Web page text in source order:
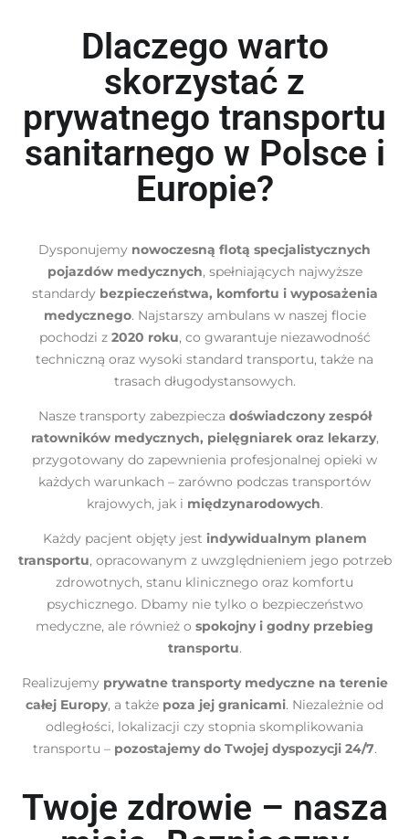
Dlaczego warto
skorzystać z
prywatnego transportu
sanitarnego w Polsce i
Europie?
Dysponujemy nowoczesną flotą specjalistycznych
pojazdów medycznych, spełniających najwyższe
standardy bezpieczeństwa, komfortu i wyposażenia
medycznego. Najstarszy ambulans w naszej flocie
pochodzi z 2020 roku, co gwarantuje niezawodność
techniczną oraz wysoki standard transportu, także na
trasach długodystansowych.
Nasze transporty zabezpiecza doświadczony zespół
ratowników medycznych, pielęgniarek oraz lekarzy,
przygotowany do zapewnienia profesjonalnej opieki w
każdych warunkach – zarówno podczas transportów
krajowych, jak i międzynarodowych.
Każdy pacjent objęty jest indywidualnym planem
transportu, opracowanym z uwzględnieniem jego potrzeb
zdrowotnych, stanu klinicznego oraz komfortu
psychicznego. Dbamy nie tylko o bezpieczeństwo
medyczne, ale również o spokojny i godny przebieg
transportu.
Realizujemy prywatne transporty medyczne na terenie
całej Europy, a także poza jej granicami. Niezależnie od
odległości, lokalizacji czy stopnia skomplikowania
transportu – pozostajemy do Twojej dyspozycji 24/7.
Twoje zdrowie – nasza